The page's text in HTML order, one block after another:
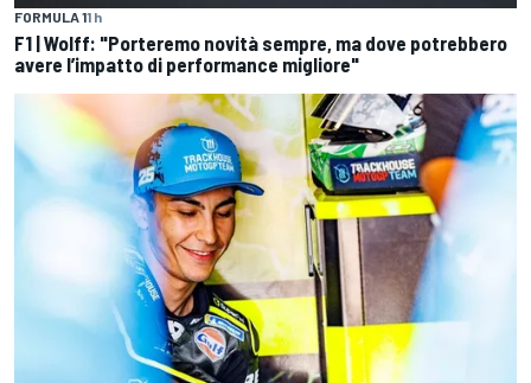
FORMULA 11 h
F1 | Wolff: "Porteremo novità sempre, ma dove potrebbero
avere l’impatto di performance migliore"